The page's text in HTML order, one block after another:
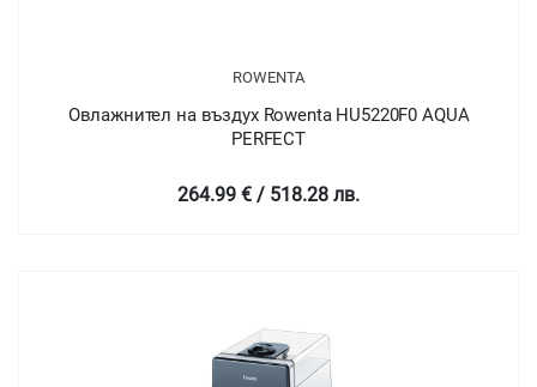
ROWENTA
Овлажнител на въздух Rowenta HU5220F0 AQUA
PERFECT
264.99 € / 518.28 лв.